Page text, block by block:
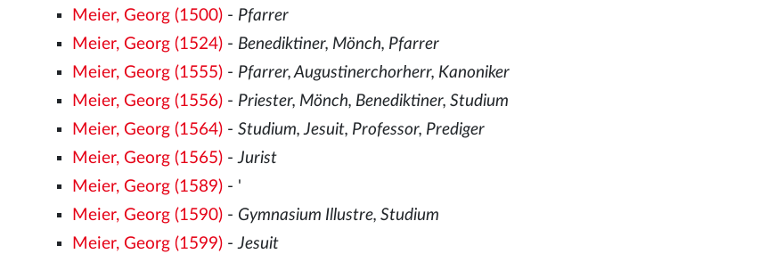
Meier, Georg (1500) - Pfarrer
Meier, Georg (1524) - Benediktiner, Mönch, Pfarrer
Meier, Georg (1555) - Pfarrer, Augustinerchorherr, Kanoniker
Meier, Georg (1556) - Priester, Mönch, Benediktiner, Studium
Meier, Georg (1564) -Studium, Jesuit, Professor, Prediger
Meier, Georg (1565) -Jurist
Meier, Georg (1589) - '
Meier, Georg (1590) - Gymnasium Illustre, Studium
Meier, Georg (1599) -Jesuit